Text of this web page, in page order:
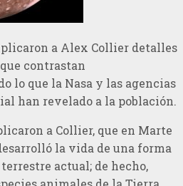
a Alex Collier detalles
contrastan
lo que la Nasa y las agencias
han revelado a la población.
a Collier, que en Marte
la vida de una forma
actual; de hecho,